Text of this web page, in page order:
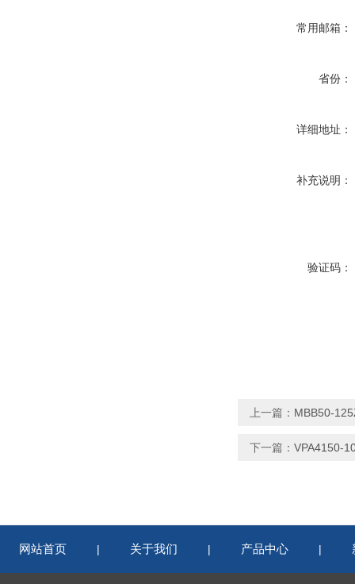
常用邮箱：
省份：
详细地址：
补充说明：
验证码：
上一篇： MBB50-
下一篇： VPA4150-
网站首页 | 关于我们 | 产品中心 |